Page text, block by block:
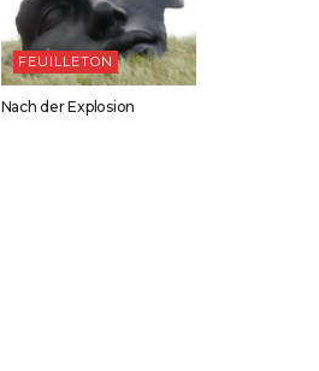
FEUILLETON
Nach der Explosion